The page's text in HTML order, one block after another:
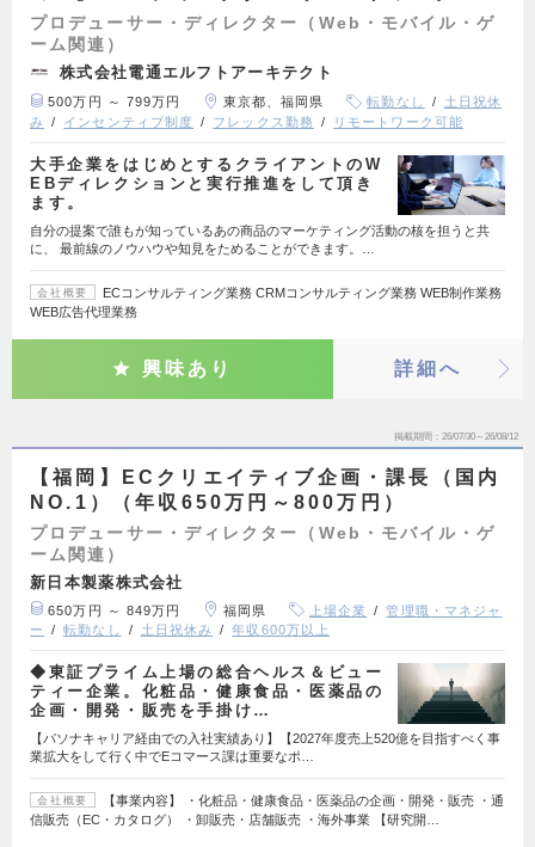
プロデューサー・ディレクター（Web・モバイル・ゲ
ーム関連）
株式会社電通エルフトアーキテクト
500万円 ～ 799万円 東京都、福岡県 転勤なし
土日祝休
み
インセンティブ制度 フレックス勤務 リモートワーク可能
大手企業をはじめとするクライアントのW
EBディレクションと実行推進をして頂き
ます。
自分の提案で誰もが知っているあの商品のマーケティング活動の核を担うと共
に、 最前線のノウハウや知見をためることができます。…
会社概要
ECコンサルティング業務 CRMコンサルティング業務 WEB制作業務
WEB広告代理業務
興味あり 詳細へ
掲載期間 26/07/30～26/08/12
【福岡】ECクリエイティブ企画・課長（国内
NO.1）（年収650万円～800万円）
プロデューサー・ディレクター（Web・モバイル・ゲ
ーム関連）
新日本製薬株式会社
650万円 ～ 849万円 福岡県 上場企業
管理職・マネジャ
ー
転勤なし 土日祝休み 年収600万以上
◆東証プライム上場の総合ヘルス＆ビュー
ティー企業。化粧品・健康食品・医薬品の
企画・開発・販売を手掛け…
【パソナキャリア経由での入社実績あり】【2027年度売上520億を目指すべく事
業拡大をして行く中でEコマース課は重要なポ…
会社概要
【事業内容】 ・化粧品・健康食品・医薬品の企画・開発・販売 ・通
信販売（EC・カタログ） ・卸販売・店舗販売 ・海外事業 【研究開…